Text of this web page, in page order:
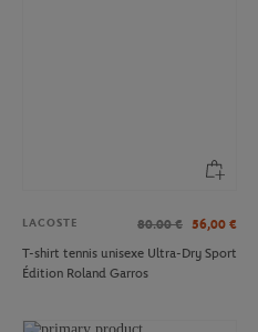
LACOSTE 80.00 € 56,00 €
T-shirt tennis unisexe Ultra-Dry Sport
Édition Roland Garros